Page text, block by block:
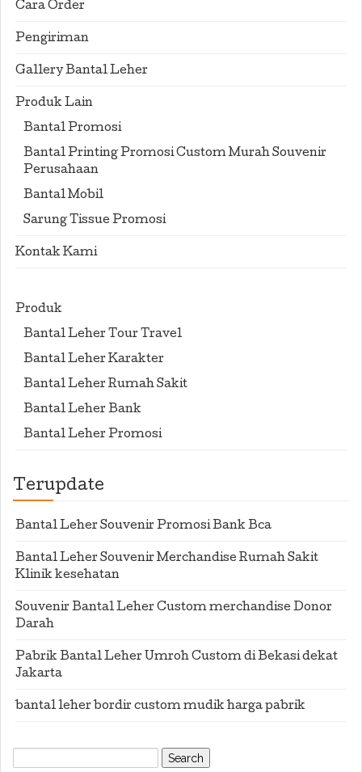
Cara Order
Pengiriman
Gallery Bantal Leher
Produk Lain
Bantal Promosi
Bantal Printing Promosi Custom Murah Souvenir
Perusahaan
Bantal Mobil
Sarung Tissue Promosi
Kontak Kami
Produk
Bantal Leher Tour Travel
Bantal Leher Karakter
Bantal Leher Rumah Sakit
Bantal Leher Bank
Bantal Leher Promosi
Terupdate
Bantal Leher Souvenir Promosi Bank Bca
Bantal Leher Souvenir Merchandise Rumah Sakit
Klinik kesehatan
Souvenir Bantal Leher Custom merchandise Donor
Darah
Pabrik Bantal Leher Umroh Custom di Bekasi dekat
Jakarta
bantal leher bordir custom mudik harga pabrik
Search